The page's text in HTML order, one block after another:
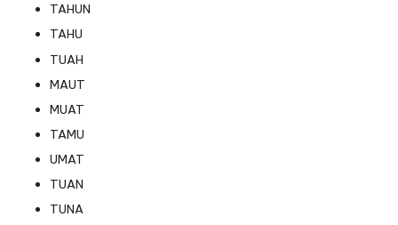
TAHUN
TAHU
TUAH
MAUT
MUAT
TAMU
UMAT
TUAN
TUNA